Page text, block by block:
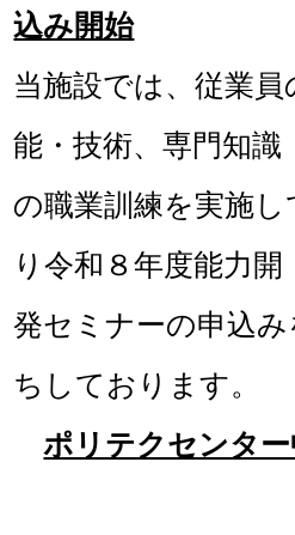
込み開始
当施設では、従業
能・技術、専門知識
の職業訓練を実施し
り令和８年度能力開
発セミナーの申込
ちしております。
ポリテクセンタ